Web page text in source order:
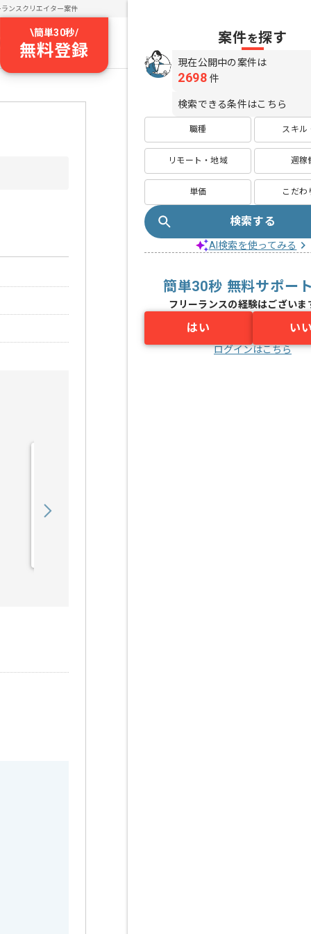
ランスクリエイター案件
\簡単30秒/
無料登録
案件を探す
現在公開中の案件は
2698 件
検索できる条件はこちら
職種 スキル
リモート・地域 週稼
単価 こだわ
検索する
AI検索を使ってみる
簡単30秒 無料サポー
フリーランスの経験はございま
はい い
ログインはこちら